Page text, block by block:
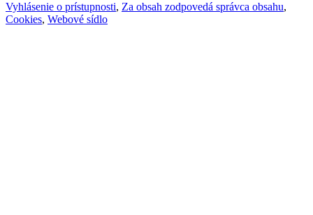
Vyhlásenie o prístupnosti, Za obsah zodpovedá správca obsahu,
Cookies, Webové sídlo